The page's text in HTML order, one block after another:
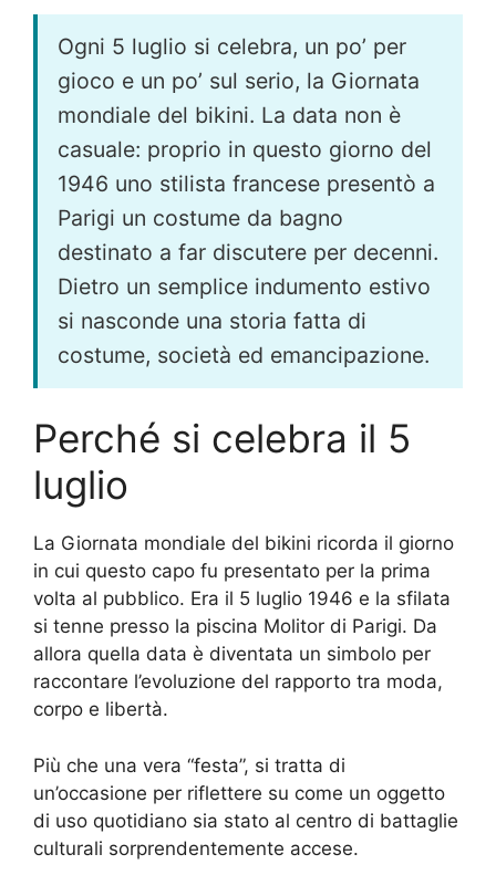
Ogni 5 luglio si celebra, un po’ per
gioco e un po’ sul serio, la Giornata
mondiale del bikini. La data non è
casuale: proprio in questo giorno del
1946 uno stilista francese presentò a
Parigi un costume da bagno
destinato a far discutere per decenni.
Dietro un semplice indumento estivo
si nasconde una storia fatta di
costume, società ed emancipazione.
Perché si celebra il 5
luglio
La Giornata mondiale del bikini ricorda il giorno
in cui questo capo fu presentato per la prima
volta al pubblico. Era il 5 luglio 1946 e la sfilata
si tenne presso la piscina Molitor di Parigi. Da
allora quella data è diventata un simbolo per
raccontare l’evoluzione del rapporto tra moda,
corpo e libertà.
Più che una vera “festa”, si tratta di
un’occasione per riflettere su come un oggetto
di uso quotidiano sia stato al centro di battaglie
culturali sorprendentemente accese.